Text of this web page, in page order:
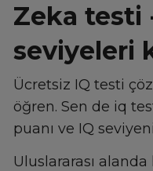
Zeka testi
seviyeleri
Ücretsiz IQ testi
öğren. Sen de iq
puanı ve IQ
Uluslararası